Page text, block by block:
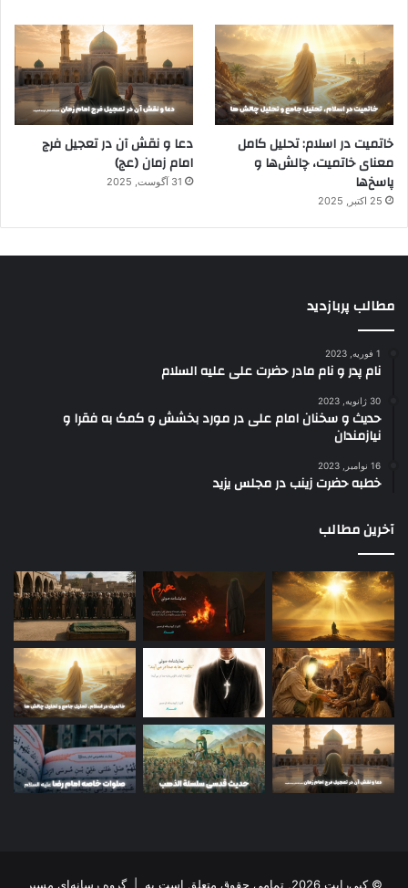
خاتمیت در اسلام: تحلیل کامل
معنای خاتمیت، چالش‌ها و
پاسخ‌ها
25 اکتبر, 2025
دعا و نقش آن در تعجیل فرج
امام زمان (عج)
31 آگوست, 2025
مطالب پربازدید
1 فوریه, 2023
نام پدر و نام مادر حضرت علی علیه السلام
30 ژانویه, 2023
حدیث و سخنان امام علی در مورد بخشش و کمک به فقرا و
نیازمندان
16 نوامبر, 2023
خطبه حضرت زینب در مجلس یزید
آخرین مطالب
© کپی‌رایت 2026, تمامی حقوق متعلق است به | گروه رسانه‌ای مسیر